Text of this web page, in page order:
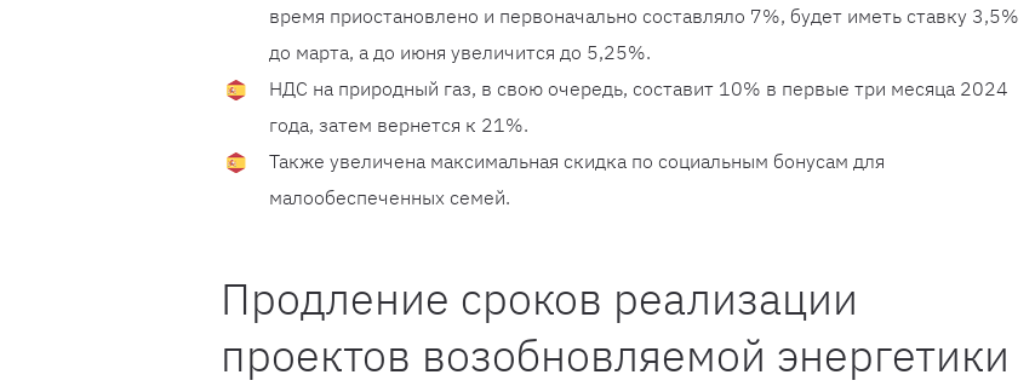
время приостановлено и первоначально составляло 7%, будет иметь ставку 3,5%
до марта, а до июня увеличится до 5,25%.
НДС на природный газ, в свою очередь, составит 10% в первые три месяца 2024
года, затем вернется к 21%.
Также увеличена максимальная скидка по социальным бонусам для
малообеспеченных семей.
Продление сроков реализации
проектов возобновляемой энергетики